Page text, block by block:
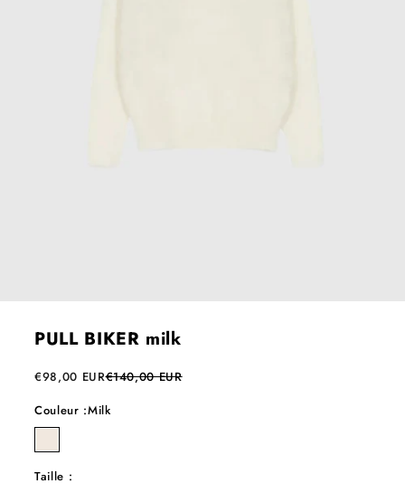
PULL BIKER milk
Prix de vente
€98,00 EURPrix normal
€140,00 EUR
Couleur :Milk
milk
Taille :